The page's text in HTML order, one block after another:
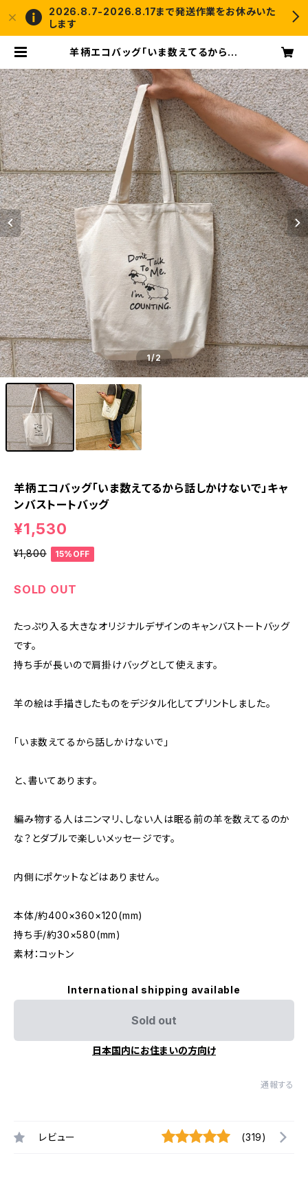
2026.8.7-2026.8.17まで発送作業をお休みいた
します
羊柄エコバッグ「いま数えてるから話
| crochet and me
1/2
羊柄エコバッグ「いま数えてるから話しかけないで」キャ
ンバストートバッグ
¥1,530
¥1,800 15%OFF
SOLD OUT
たっぷり入る大きなオリジナルデザインのキャンバストートバッグ
です。
持ち手が長いので肩掛けバッグとして使えます。
羊の絵は手描きしたものをデジタル化してプリントしました。
「いま数えてるから話しかけないで」
と、書いてあります。
編み物する人はニンマリ、しない人は眠る前の羊を数えてるのか
な？とダブルで楽しいメッセージです。
内側にポケットなどはありません。
本体/約400×360×120(mm)
持ち手/約30×580(mm)
素材：コットン
International shipping available
Sold out
日本国内にお住まいの方向け
通報する
レビュー (319)